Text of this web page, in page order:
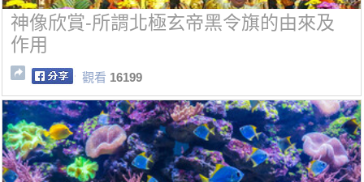
神像欣賞-所謂北極玄帝黑令旗的由來及
作用
觀看 16199